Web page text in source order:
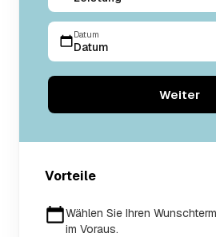
Datum
Datum
Weiter
Vorteile
Wählen Sie Ihren
im Voraus.